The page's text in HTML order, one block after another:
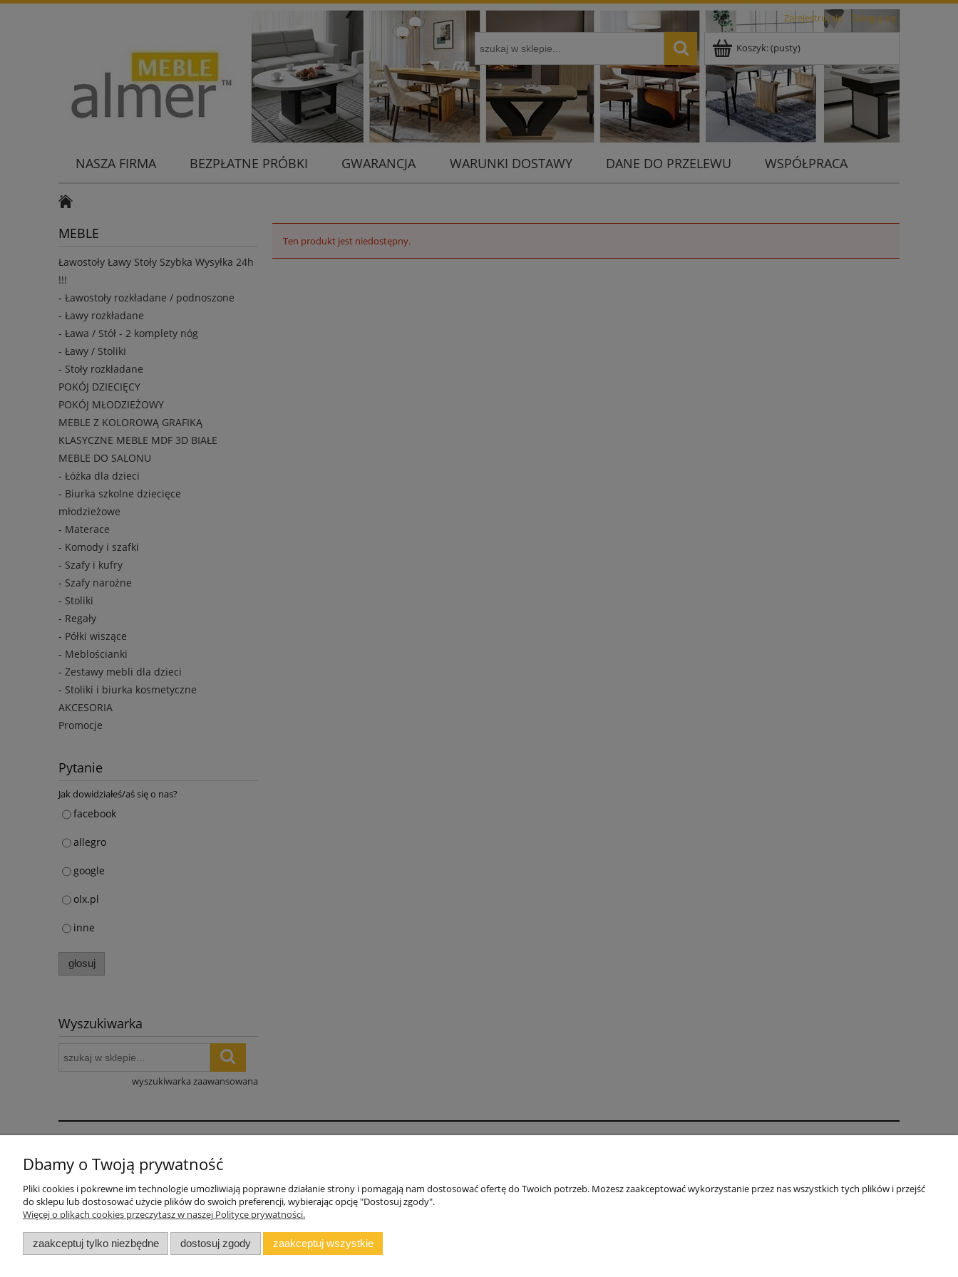
Zarejestruj się Zaloguj się
Koszyk:(pusty)
NASZA FIRMA BEZPŁATNE PRÓBKI GWARANCJA WARUNKI DOSTAWY DANE DO PRZELEWU
WSPÓŁPRACA
MEBLE
Ławostoły Ławy Stoły Szybka Wysyłka 24h
!!!
- Ławostoły rozkładane / podnoszone
- Ławy rozkładane
- Ława / Stół - 2 komplety nóg
- Ławy / Stoliki
- Stoły rozkładane
POKÓJ DZIECIĘCY
POKÓJ MŁODZIEŻOWY
MEBLE Z KOLOROWĄ GRAFIKĄ
KLASYCZNE MEBLE MDF 3D BIAŁE
MEBLE DO SALONU
- Łóżka dla dzieci
- Biurka szkolne dziecięce
młodzieżowe
- Materace
- Komody i szafki
- Szafy i kufry
- Szafy narożne
- Stoliki
- Regały
- Półki wiszące
- Meblościanki
- Zestawy mebli dla dzieci
- Stoliki i biurka kosmetyczne
AKCESORIA
Promocje
Pytanie
Jak dowidziałeś/aś się o nas?
facebook
allegro
google
olx.pl
inne
głosuj
Wyszukiwarka
wyszukiwarka zaawansowana
Ten produkt jest niedostępny.
INSTRUKCJE MONTAŻU
Jak wycenić zestaw mebli
Blog
Regulamin ZAKUPY, ZWROTY, REKLAMACJE
WSPÓŁPRACA
Dbamy o Twoją prywatność
Pliki cookies i pokrewne im technologie umożliwiają poprawne działanie strony i pomagają nam dostosować ofertę do Twoich potrzeb. Możesz zaakceptować wykorzystanie przez nas wszystkich tych plików i przejść
do sklepu lub dostosować użycie plików do swoich preferencji, wybierając opcję "Dostosuj zgody".
Więcej o plikach cookies przeczytasz w naszej Polityce prywatności.
zaakceptuj tylko niezbędne dostosuj zgody zaakceptuj wszystkie